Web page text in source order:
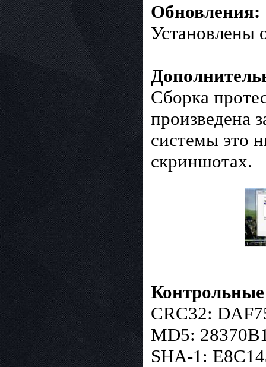
Обновления:
Установлены
Сборка
произведена
системы это
скриншотах.
CRC32:
MD5:
SHA-1: